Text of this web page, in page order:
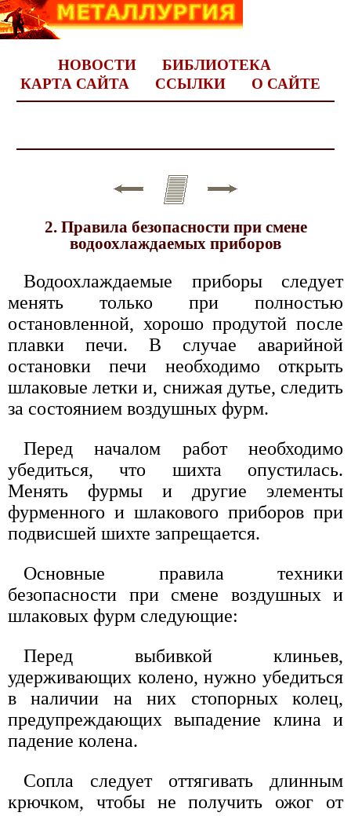
НОВОСТИ
БИБЛИОТЕКА
КАРТА САЙТА
ССЫЛКИ О САЙТЕ
2. Правила безопасности при смене
водоохлаждаемых приборов
Водоохлаждаемые приборы следует
менять только при полностью
остановленной, хорошо продутой после
плавки печи. В случае аварийной
остановки печи необходимо открыть
шлаковые летки и, снижая дутье, следить
за состоянием воздушных фурм.
Перед началом работ необходимо
убедиться, что шихта опустилась.
Менять фурмы и другие элементы
фурменного и шлакового приборов при
подвисшей шихте запрещается.
Основные правила техники
безопасности при смене воздушных и
шлаковых фурм следующие:
Перед выбивкой клиньев,
удерживающих колено, нужно убедиться
в наличии на них стопорных колец,
предупреждающих выпадение клина и
падение колена.
Сопла следует оттягивать длинным
крючком, чтобы не получить ожог от